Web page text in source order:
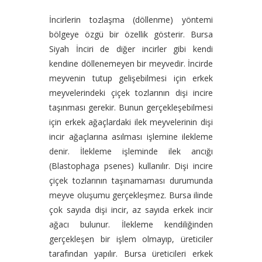
İncirlerin tozlaşma (döllenme) yöntemi
bölgeye özgü bir özellik gösterir. Bursa
Siyah İnciri de diğer incirler gibi kendi
kendine döllenemeyen bir meyvedir. İncirde
meyvenin tutup gelişebilmesi için erkek
meyvelerindeki çiçek tozlarının dişi incire
taşınması gerekir. Bunun gerçekleşebilmesi
için erkek ağaçlardaki ilek meyvelerinin dişi
incir ağaçlarına asılması işlemine ilekleme
denir. İlekleme işleminde ilek arıcığı
(Blastophaga psenes) kullanılır. Dişi incire
çiçek tozlarının taşınamaması durumunda
meyve oluşumu gerçekleşmez. Bursa ilinde
çok sayıda dişi incir, az sayıda erkek incir
ağacı bulunur. İlekleme kendiliğinden
gerçekleşen bir işlem olmayıp, üreticiler
tarafından yapılır. Bursa üreticileri erkek